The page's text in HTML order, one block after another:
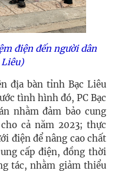
điện đến người dân
Liêu)
địa bàn tỉnh Bạc Liêu
tình hình đó, PC Bạc
nhằm đảm bảo cung
cả năm 2023; thực
điện để nâng cao chất
cấp điện, đồng thời
tác, nhằm giảm thiểu